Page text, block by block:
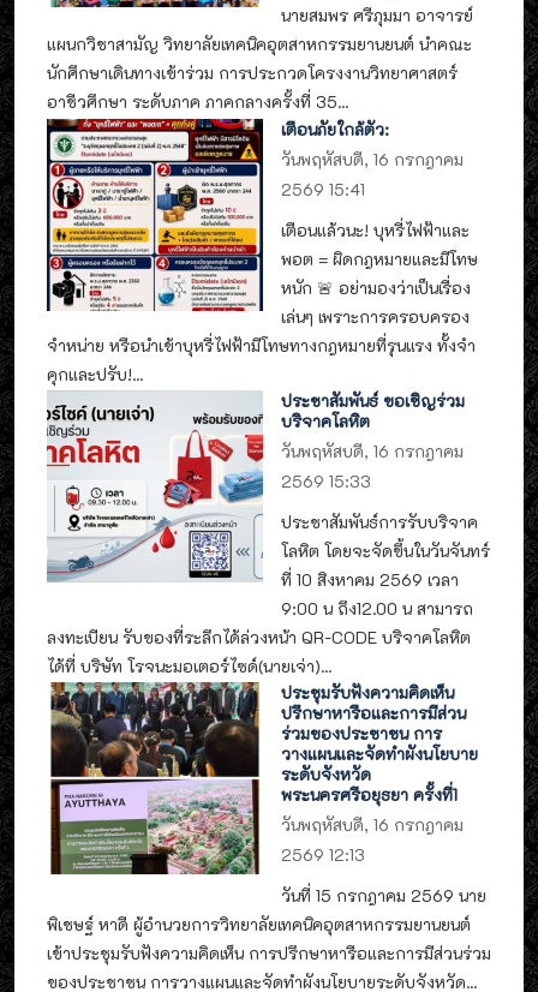
นายสมพร ศรีภุมมา อาจารย์
แผนกวิชาสามัญ วิทยาลัยเทคนิคอุตสาหกรรมยานยนต์ นำคณะ
นักศึกษาเดินทางเข้าร่วม การประกวดโครงงานวิทยาศาสตร์
อาชีวศึกษา ระดับภาค ภาคกลางครั้งที่ 35...
เตือนภัยใกล้ตัว:
วันพฤหัสบดี, 16 กรกฎาคม
2569 15:41
เตือนแล้วนะ! บุหรี่ไฟฟ้าและ
พอต = ผิดกฎหมายและมีโทษ
หนัก 🚨 อย่ามองว่าเป็นเรื่อง
เล่นๆ เพราะการครอบครอง
จำหน่าย หรือนำเข้าบุหรี่ไฟฟ้ามีโทษทางกฎหมายที่รุนแรง ทั้งจำ
คุกและปรับ!...
ประชาสัมพันธ์ ขอเชิญร่วม
บริจาคโลหิต
วันพฤหัสบดี, 16 กรกฎาคม
2569 15:33
ประชาสัมพันธ์การรับบริจาค
โลหิต โดยจะจัดขึ้นในวันจันทร์
ที่ 10 สิงหาคม 2569 เวลา
9:00 น ถึง12.00 น สามารถ
ลงทะเบียน รับของที่ระลึกได้ล่วงหน้า QR-CODE บริจาคโลหิต
ได้ที่ บริษัท โรจนะมอเตอร์ไซด์(นายเจ่า)...
ประชุมรับฟังความคิดเห็น
ปรึกษาหารือและการมีส่วน
ร่วมของประชาชน การ
วางแผนและจัดทำผังนโยบาย
ระดับจังหวัด
พระนครศรีอยุธยา ครั้งที่1
วันพฤหัสบดี, 16 กรกฎาคม
2569 12:13
วันที่ 15 กรกฎาคม 2569 นาย
พิเชษฐ์ หาดี ผู้อำนวยการวิทยาลัยเทคนิคอุตสาหกรรมยานยนต์
เข้าประชุมรับฟังความคิดเห็น การปรึกษาหารือและการมีส่วนร่วม
ของประชาชน การวางแผนและจัดทำผังนโยบายระดับจังหวัด...